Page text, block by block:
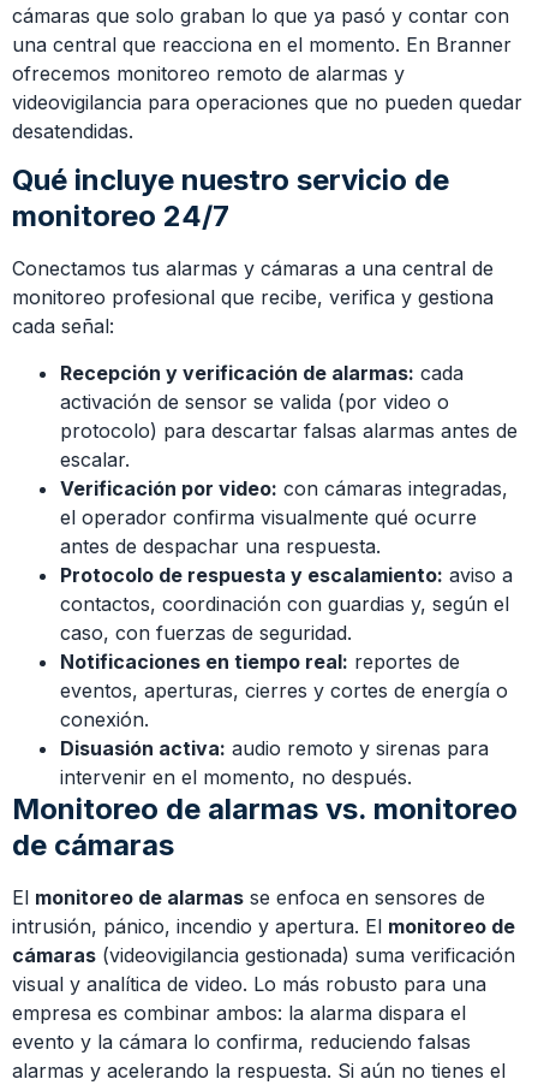
cámaras que solo graban lo que ya pasó y contar con
una central que reacciona en el momento. En Branner
ofrecemos monitoreo remoto de alarmas y
videovigilancia para operaciones que no pueden quedar
desatendidas.
Qué incluye nuestro servicio de
monitoreo 24/7
Conectamos tus alarmas y cámaras a una central de
monitoreo profesional que recibe, verifica y gestiona
cada señal:
Recepción y verificación de alarmas: cada
activación de sensor se valida (por video o
protocolo) para descartar falsas alarmas antes de
escalar.
Verificación por video: con cámaras integradas,
el operador confirma visualmente qué ocurre
antes de despachar una respuesta.
Protocolo de respuesta y escalamiento: aviso a
contactos, coordinación con guardias y, según el
caso, con fuerzas de seguridad.
Notificaciones en tiempo real: reportes de
eventos, aperturas, cierres y cortes de energía o
conexión.
Disuasión activa: audio remoto y sirenas para
intervenir en el momento, no después.
Monitoreo de alarmas vs. monitoreo
de cámaras
El monitoreo de alarmas se enfoca en sensores de
intrusión, pánico, incendio y apertura. El monitoreo de
cámaras (videovigilancia gestionada) suma verificación
visual y analítica de video. Lo más robusto para una
empresa es combinar ambos: la alarma dispara el
evento y la cámara lo confirma, reduciendo falsas
alarmas y acelerando la respuesta. Si aún no tienes el